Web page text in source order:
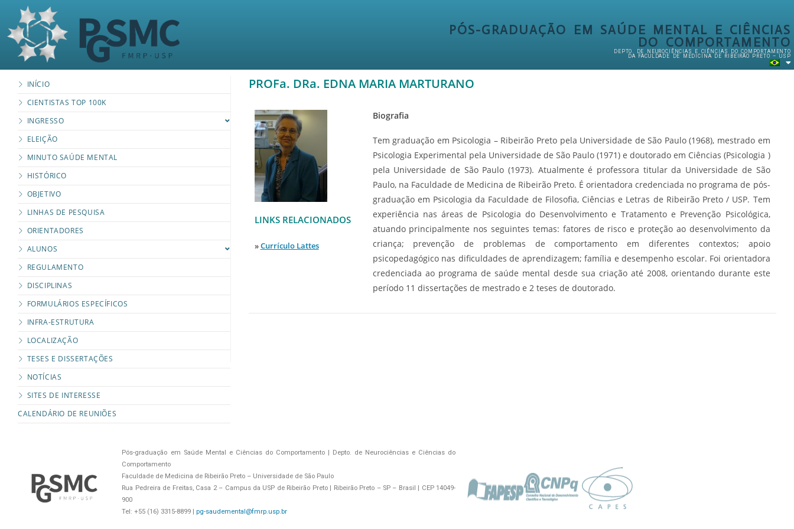
PÓS-GRADUAÇÃO EM SAÚDE MENTAL E CIÊNCIAS
DO COMPORTAMENTO
DEPTO. DE NEUROCIÊNCIAS E CIÊNCIAS DO COMPORTAMENTO
DA FACULDADE DE MEDICINA DE RIBEIRÃO PRETO – USP
INÍCIO
CIENTISTAS TOP 100K
INGRESSO
ELEIÇÃO
MINUTO SAÚDE MENTAL
HISTÓRICO
OBJETIVO
LINHAS DE PESQUISA
ORIENTADORES
ALUNOS
REGULAMENTO
DISCIPLINAS
FORMULÁRIOS ESPECÍFICOS
INFRA-ESTRUTURA
LOCALIZAÇÃO
TESES E DISSERTAÇÕES
NOTÍCIAS
SITES DE INTERESSE
CALENDÁRIO DE REUNIÕES
PROFa. DRa. EDNA MARIA MARTURANO
LINKS RELACIONADOS
»Currículo Lattes
Biografia
Tem graduação em Psicologia – Ribeirão Preto pela Universidade de São Paulo (1968), mestrado em
Psicologia Experimental pela Universidade de São Paulo (1971) e doutorado em Ciências (Psicologia )
pela Universidade de São Paulo (1973). Atualmente é professora titular da Universidade de São
Paulo, na Faculdade de Medicina de Ribeirão Preto. É orientadora credenciada no programa de pós-
graduação em Psicologia da Faculdade de Filosofia, Ciências e Letras de Ribeirão Preto / USP. Tem
experiência nas áreas de Psicologia do Desenvolvimento e Tratamento e Prevenção Psicológica,
atuando principalmente nos seguintes temas: fatores de risco e proteção ao desenvolvimento da
criança; prevenção de problemas de comportamento em diferentes contextos; apoio
psicopedagógico nas dificuldades de aprendizagem; família e desempenho escolar. Foi orientadora
credenciada ao programa de saúde mental desde sua criação até 2008, orientando durante este
período 11 dissertações de mestrado e 2 teses de doutorado.
Pós-graduação em Saúde Mental e Ciências do Comportamento | Depto. de Neurociências e Ciências do
Comportamento
Faculdade de Medicina de Ribeirão Preto – Universidade de São Paulo
Rua Pedreira de Freitas, Casa 2 – Campus da USP de Ribeirão Preto | Ribeirão Preto – SP – Brasil | CEP 14049-
900
Tel: +55 (16) 3315-8899 | pg-saudemental@fmrp.usp.br